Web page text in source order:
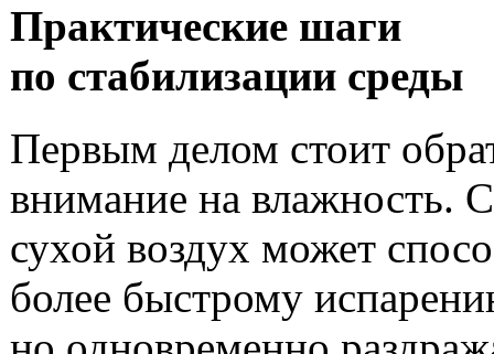
Практические шаги
по стабилизации среды
Первым делом стоит
внимание на влажность.
сухой воздух может
более быстрому